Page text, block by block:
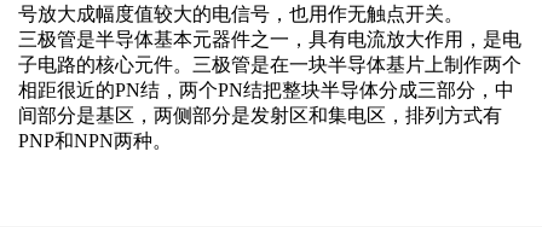
号放大成幅度值较大的电信号，也用作无触点开关。
三极管是半导体基本元器件之一，具有电流放大作用，是电
子电路的核心元件。三极管是在一块半导体基片上制作两个
相距很近的PN结，两个PN结把整块半导体分成三部分，中
间部分是基区，两侧部分是发射区和集电区，排列方式有
PNP和NPN两种。